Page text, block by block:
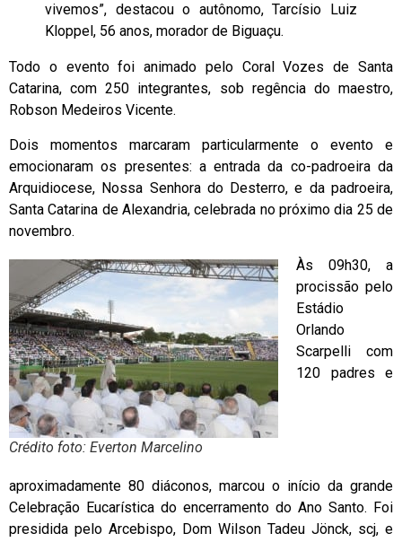
vivemos”, destacou o autônomo, Tarcísio Luiz
Kloppel, 56 anos, morador de Biguaçu.
Todo o evento foi animado pelo Coral Vozes de Santa
Catarina, com 250 integrantes, sob regência do maestro,
Robson Medeiros Vicente.
Dois momentos marcaram particularmente o evento e
emocionaram os presentes: a entrada da co-padroeira da
Arquidiocese, Nossa Senhora do Desterro, e da padroeira,
Santa Catarina de Alexandria, celebrada no próximo dia 25 de
novembro.
Crédito foto: Everton Marcelino
Às 09h30, a
procissão pelo
Estádio
Orlando
Scarpelli com
120 padres e
aproximadamente 80 diáconos, marcou o início da grande
Celebração Eucarística do encerramento do Ano Santo. Foi
presidida pelo Arcebispo, Dom Wilson Tadeu Jönck, scj, e